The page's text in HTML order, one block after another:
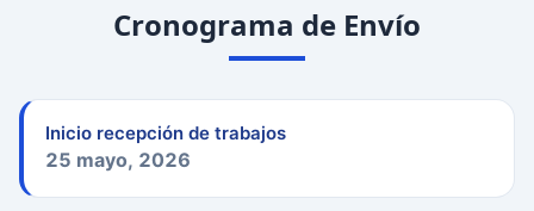
Cronograma de Envío
Inicio recepción de trabajos
25 mayo, 2026